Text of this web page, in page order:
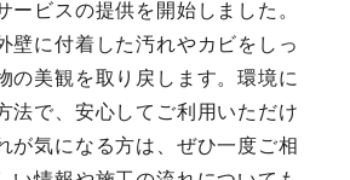
ービスの提供を開始しました。
壁に付着した汚れやカビをしっ
の美観を取り戻します。環境に
法で、安心してご利用いただけ
が気になる方は、ぜひ一度ご相